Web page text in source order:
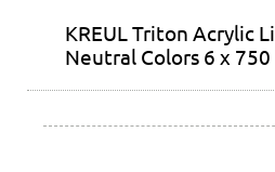
KREUL Triton Acrylic
Neutral Colors 6 x 750